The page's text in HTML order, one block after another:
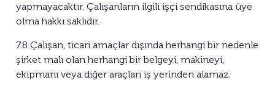
yapmayacaktır. Çalışanların ilgili işçi sendikasına üye
olma hakkı saklıdır.
7.8 Çalışan, ticari amaçlar dışında herhangi bir nedenle
şirket malı olan herhangi bir belgeyi, makineyi,
ekipmanı veya diğer araçları iş yerinden alamaz.